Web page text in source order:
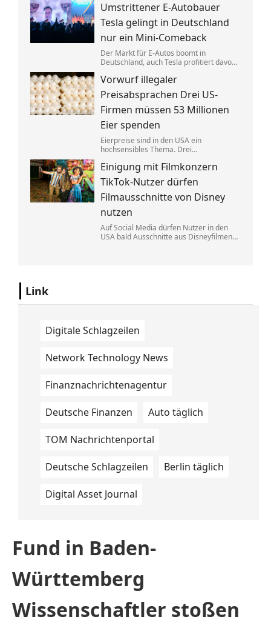
spürbar verbessert. Dahinter stecken
jedoch vor allem Großaufträge, teils auch
aus Übersee.
Umstrittener E-Autobauer
Tesla gelingt in Deutschland
nur ein Mini-Comeback
Der Markt für E-Autos boomt in
Deutschland, auch Tesla profitiert davon.
geführte Konzern jedoch nicht zurück.
Eine exklusive Studie erklärt, warum.
Vorwurf illegaler
Preisabsprachen Drei US-
Firmen müssen 53 Millionen
Eier spenden
Eierpreise sind in den USA ein
hochsensibles Thema. Drei
sich dabei illegalerweise abgesprochen
zu haben. Sie einigten sich mit der Justiz –
und liefern jetzt im großen Stil.
Einigung mit Filmkonzern
TikTok-Nutzer dürfen
Filmausschnitte von Disney
nutzen
Auf Social Media dürfen Nutzer in den
USA bald Ausschnitte aus Disneyfilmen
Link
Digitale Schlagzeilen
Network Technology News
Finanznachrichtenagentur
Deutsche Finanzen Auto täglich
TOM Nachrichtenportal
Deutsche Schlagzeilen Berlin täglich
Digital Asset Journal
Fund in Baden-
Württemberg
Wissenschaftler stoßen